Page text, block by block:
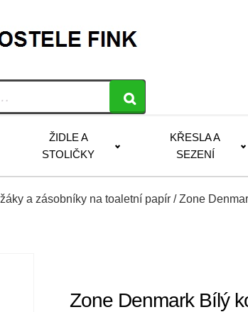
ŽIDLE A
STOLIČKY
KŘESLA A
SEZENÍ
a zásobníky na toaletní papír / Zone
Zone Denmark Bílý